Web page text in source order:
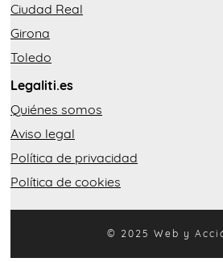
Ciudad Real
Girona
Toledo
Legaliti.es
Quiénes somos
Aviso legal
Política de privacidad
Política de cookies
© 2025 Web y